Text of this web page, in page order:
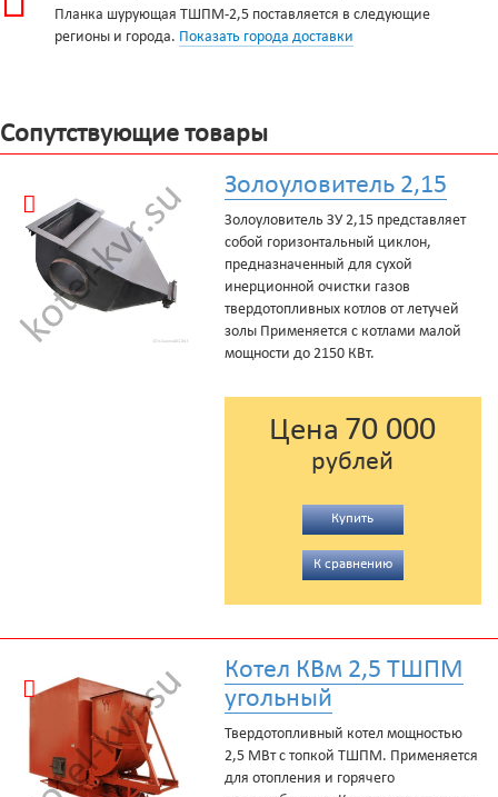
Планка шурующая ТШПМ-2,5 поставляется в следующие
регионы и города. Показать города доставки
Сопутствующие товары
Золоуловитель 2,15
Золоуловитель ЗУ 2,15 представляет
собой горизонтальный циклон,
предназначенный для сухой
инерционной очистки газов
твердотопливных котлов от летучей
золы Применяется с котлами малой
мощности до 2150 КВт.
Цена 70 000
рублей
Купить
К сравнению
Котел КВм 2,5 ТШПМ
угольный
Твердотопливный котел мощностью
2,5 МВт с топкой ТШПМ. Применяется
для отопления и горячего